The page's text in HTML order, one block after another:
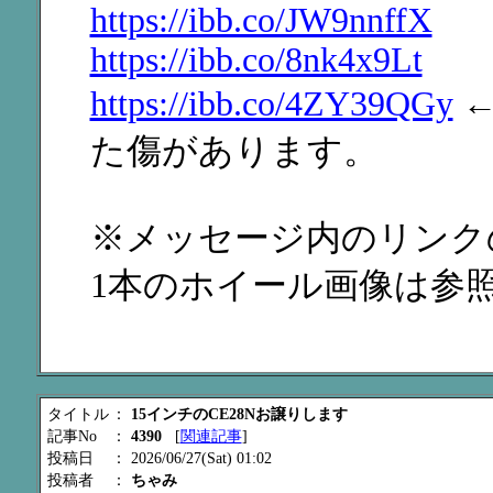
https://ibb.co/JW9nnffX
https://ibb.co/8nk4x9Lt
https://ibb.co/4ZY39QGy←
た傷があります。
※メッセージ内のリン
1本のホイール画像は参
タイトル ： 15インチのCE28Nお譲りします
記事No
： 4390[関連記事]
投稿日
： 2026/06/27(Sat) 01:02
投稿者
： ちゃみ